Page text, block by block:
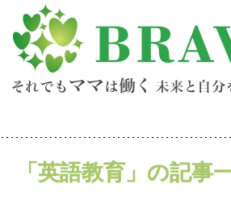
「英語教育」の記事